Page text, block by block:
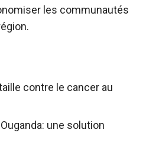
les communautés
contre le cancer au
une solution